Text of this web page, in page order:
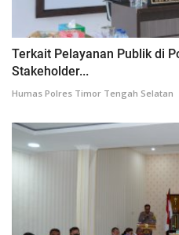
Terkait Pelayanan Publik di
Stakeholder...
Humas Polres Timor Tengah Selatan